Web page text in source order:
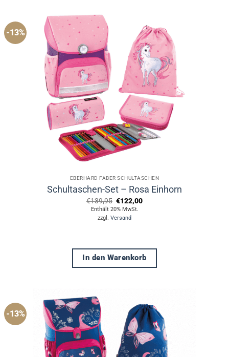
-13%
EBERHARD FABER SCHULTASCHEN
Schultaschen-Set – Rosa Einhorn
€139,95 Ursprünglicher
Preis
war:
€139,95
€122,00Aktueller
Enthält 20% MwSt.
zzgl. Versand
In den Warenkorb
-13%